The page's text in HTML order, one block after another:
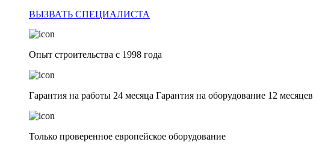
ВЫЗВАТЬ СПЕЦИАЛИСТА
Опыт строительства с 1998 года
Гарантия на работы 24 месяца Гарантия на оборудование 12 месяцев
Только проверенное европейское оборудование